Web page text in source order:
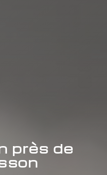
près de